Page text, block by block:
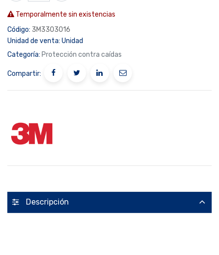
Temporalmente sin existencias
Código: 3M3303016
Unidad de venta: Unidad
Categoría: Protección contra caídas
Compartir:
Descripción